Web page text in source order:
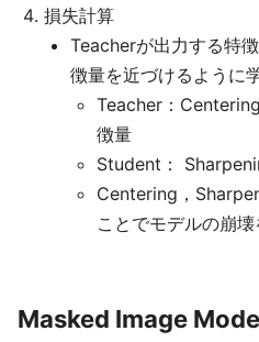
損失計算
Teacherが出力する特
徴量を近づけるように
Teacher：
徴量
Student：
Centering，
ことでモデルの崩壊
Masked Image